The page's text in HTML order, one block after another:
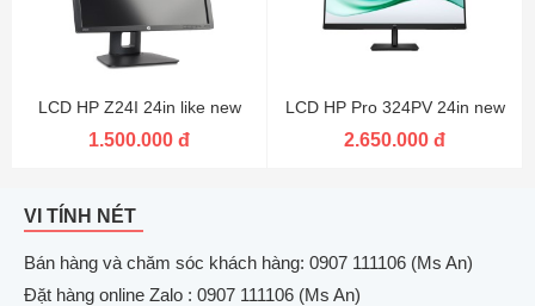
LCD HP Z24I 24in like new
1.500.000 đ
LCD HP Pro 324PV 24in new
2.650.000 đ
VI TÍNH NÉT
Bán hàng và chăm sóc khách hàng: 0907 111106 (Ms An)
Đặt hàng online Zalo : 0907 111106 (Ms An)